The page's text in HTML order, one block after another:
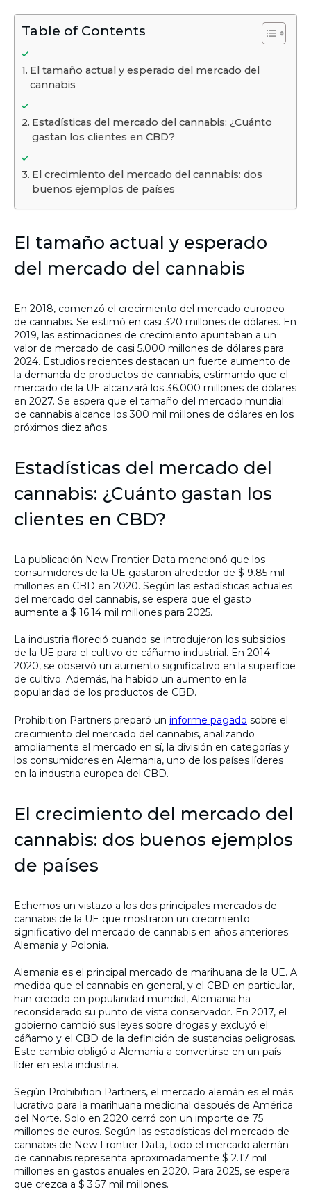
Table of Contents
El tamaño actual y esperado del mercado del
cannabis
Estadísticas del mercado del cannabis: ¿Cuánto
gastan los clientes en CBD?
El crecimiento del mercado del cannabis: dos
buenos ejemplos de países
El tamaño actual y esperado
del mercado del cannabis
En 2018, comenzó el crecimiento del mercado europeo
de cannabis. Se estimó en casi 320 millones de dólares. En
2019, las estimaciones de crecimiento apuntaban a un
valor de mercado de casi 5.000 millones de dólares para
2024. Estudios recientes destacan un fuerte aumento de
la demanda de productos de cannabis, estimando que el
mercado de la UE alcanzará los 36.000 millones de dólares
en 2027. Se espera que el tamaño del mercado mundial
de cannabis alcance los 300 mil millones de dólares en los
próximos diez años.
Estadísticas del mercado del
cannabis: ¿Cuánto gastan los
clientes en CBD?
La publicación New Frontier Data mencionó que los
consumidores de la UE gastaron alrededor de $ 9.85 mil
millones en CBD en 2020. Según las estadísticas actuales
del mercado del cannabis, se espera que el gasto
aumente a $ 16.14 mil millones para 2025.
La industria floreció cuando se introdujeron los subsidios
de la UE para el cultivo de cáñamo industrial. En 2014-
2020, se observó un aumento significativo en la superficie
de cultivo. Además, ha habido un aumento en la
popularidad de los productos de CBD.
Prohibition Partners preparó un informe pagado sobre el
crecimiento del mercado del cannabis, analizando
ampliamente el mercado en sí, la división en categorías y
los consumidores en Alemania, uno de los países líderes
en la industria europea del CBD.
El crecimiento del mercado del
cannabis: dos buenos ejemplos
de países
Echemos un vistazo a los dos principales mercados de
cannabis de la UE que mostraron un crecimiento
significativo del mercado de cannabis en años anteriores:
Alemania y Polonia.
Alemania es el principal mercado de marihuana de la UE. A
medida que el cannabis en general, y el CBD en particular,
han crecido en popularidad mundial, Alemania ha
reconsiderado su punto de vista conservador. En 2017, el
gobierno cambió sus leyes sobre drogas y excluyó el
cáñamo y el CBD de la definición de sustancias peligrosas.
Este cambio obligó a Alemania a convertirse en un país
líder en esta industria.
Según Prohibition Partners, el mercado alemán es el más
lucrativo para la marihuana medicinal después de América
del Norte. Solo en 2020 cerró con un importe de 75
millones de euros. Según las estadísticas del mercado de
cannabis de New Frontier Data, todo el mercado alemán
de cannabis representa aproximadamente $ 2.17 mil
millones en gastos anuales en 2020. Para 2025, se espera
que crezca a $ 3.57 mil millones.